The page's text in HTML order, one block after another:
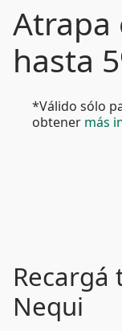
Atrapa
hasta
*Válido sólo
obtener más
Recargá
Nequi